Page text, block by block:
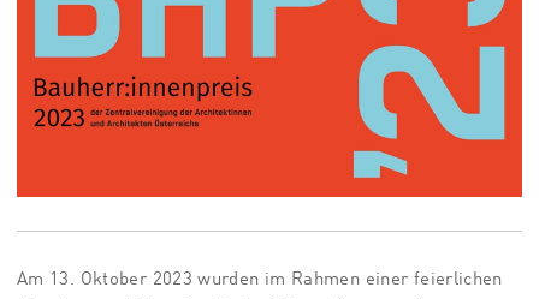
Am 13. Oktober 2023 wurden im Rahmen einer feierlichen